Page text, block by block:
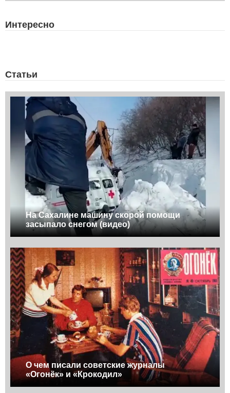
Интересно
Статьи
На Сахалине машину скорой помощи
засыпало снегом (видео)
О чем писали советские журналы
«Огонёк» и «Крокодил»